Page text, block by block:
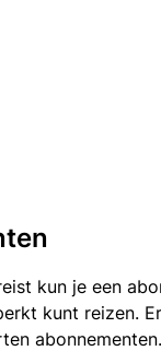
kun je een
kunt reizen.